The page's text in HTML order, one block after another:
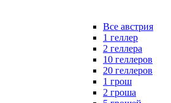
Все австрия
1 геллер
2 геллера
10 геллеров
20 геллеров
1 грош
2 гроша